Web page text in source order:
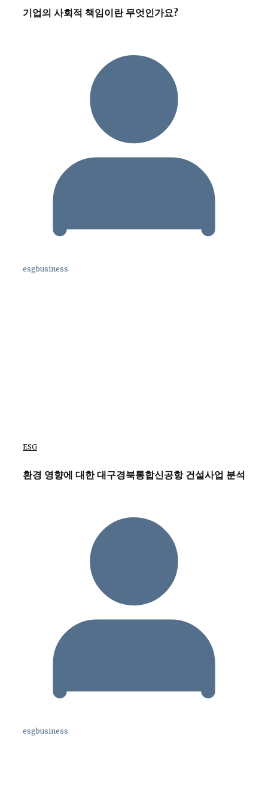
기업의 사회적 책임이란 무엇인가요?
esgbusiness
ESG
환경 영향에 대한 대구경북통합신공항 건설사업 분석
esgbusiness